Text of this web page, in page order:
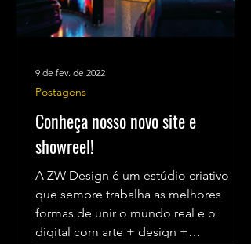
Conheça nosso novo site e
showreel!
A ZW Design é um estúdio criativo
que sempre trabalha as melhores
formas de unir o mundo real e o
digital com arte + design +
Postagens
9 de fev. de 2022